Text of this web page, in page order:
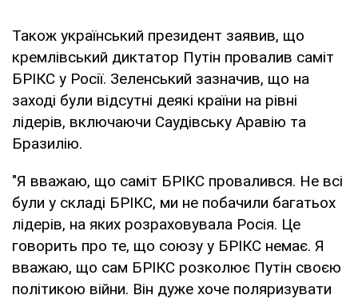
Також український президент заявив, що
кремлівський диктатор Путін провалив саміт
БРІКС у Росії. Зеленський зазначив, що на
заході були відсутні деякі країни на рівні
лідерів, включаючи Саудівську Аравію та
Бразилію.
"Я вважаю, що саміт БРІКС провалився. Не всі
були у складі БРІКС, ми не побачили багатьох
лідерів, на яких розраховувала Росія. Це
говорить про те, що союзу у БРІКС немає. Я
вважаю, що сам БРІКС розколює Путін своєю
політикою війни. Він дуже хоче поляризувати